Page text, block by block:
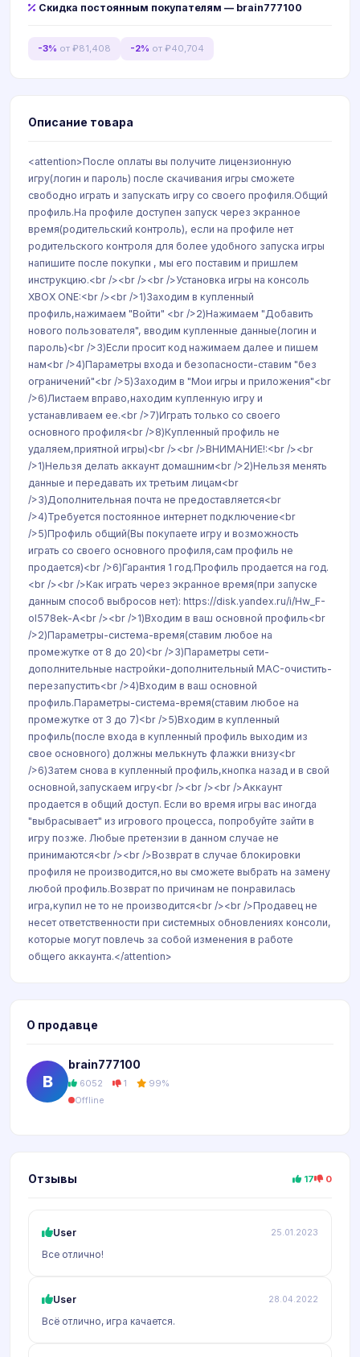
Скидка постоянным покупателям — brain777100
-3% от ₽81,408 -2% от ₽40,704
Описание товара
<attention>После оплаты вы получите лицензионную
игру(логин и пароль) после скачивания игры сможете
свободно играть и запускать игру со своего профиля.Общий
профиль.На профиле доступен запуск через экранное
время(родительский контроль), если на профиле нет
родительского контроля для более удобного запуска игры
напишите после покупки , мы его поставим и пришлем
инструкцию.<br /><br /><br />Установка игры на консоль
XBOX ONE:<br /><br />1)Заходим в купленный
профиль,нажимаем "Войти" <br />2)Нажимаем "Добавить
нового пользователя", вводим купленные данные(логин и
пароль)<br />3)Если просит код нажимаем далее и пишем
нам<br />4)Параметры входа и безопасности-ставим "без
ограничений"<br />5)Заходим в "Мои игры и приложения"<br
/>6)Листаем вправо,находим купленную игру и
устанавливаем ее.<br />7)Играть только со своего
основного профиля<br />8)Купленный профиль не
удаляем,приятной игры)<br /><br />ВНИМАНИЕ!:<br /><br
/>1)Нельзя делать аккаунт домашним<br />2)Нельзя менять
данные и передавать их третьим лицам<br
/>3)Дополнительная почта не предоставляется<br
/>4)Требуется постоянное интернет подключение<br
/>5)Профиль общий(Вы покупаете игру и возможность
играть со своего основного профиля,сам профиль не
продается)<br />6)Гарантия 1 год.Профиль продается на год.
<br /><br />Как играть через экранное время(при запуске
данным способ выбросов нет): https://disk.yandex.ru/i/Hw_F-
oI578ek-A<br /><br />1)Входим в ваш основной профиль<br
/>2)Параметры-система-время(ставим любое на
промежутке от 8 до 20)<br />3)Параметры сети-
дополнительные настройки-дополнительный MAC-очистить-
перезапустить<br />4)Входим в ваш основной
профиль.Параметры-система-время(ставим любое на
промежутке от 3 до 7)<br />5)Входим в купленный
профиль(после входа в купленный профиль выходим из
свое основного) должны мелькнуть флажки внизу<br
/>6)Затем снова в купленный профиль,кнопка назад и в свой
основной,запускаем игру<br /><br /><br />Аккаунт
продается в общий доступ. Если во время игры вас иногда
"выбрасывает" из игрового процесса, попробуйте зайти в
игру позже. Любые претензии в данном случае не
принимаются<br /><br />Возврат в случае блокировки
профиля не производится,но вы сможете выбрать на замену
любой профиль.Возврат по причинам не понравилась
игра,купил не то не производится<br /><br />Продавец не
несет ответственности при системных обновлениях консоли,
которые могут повлечь за собой изменения в работе
общего аккаунта.</attention>
О продавце
B
brain777100
6052 1 99%
Offline
Отзывы 17 0
User 25.01.2023
Все отлично!
User 28.04.2022
Всё отлично, игра качается.